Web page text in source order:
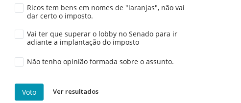
Ricos tem bens em nomes de "laranjas", não vai
dar certo o imposto.
Vai ter que superar o lobby no Senado para ir
adiante a implantação do imposto
Não tenho opinião formada sobre o assunto.
Voto Ver resultados